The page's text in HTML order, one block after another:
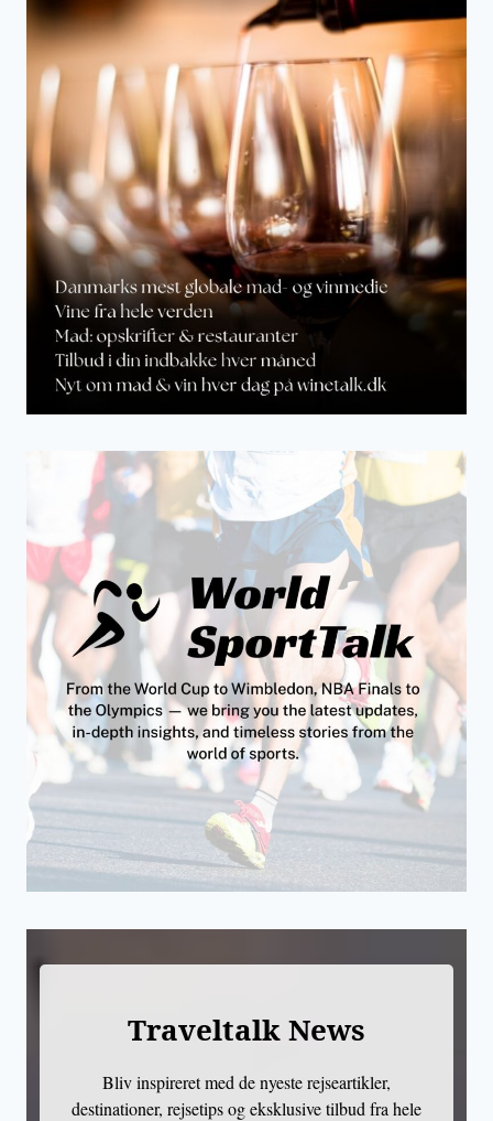
Traveltalk News
Bliv inspireret med de nyeste rejseartikler,
destinationer, rejsetips og eksklusive tilbud fra hele